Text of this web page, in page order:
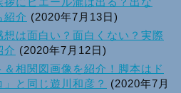
紹介 (2020年7月13日)
想は面白い？面白くない？実際
介 (2020年7月12日)
相関図画像を紹介！脚本はド
と同じ遊川和彦？
(2020年7月